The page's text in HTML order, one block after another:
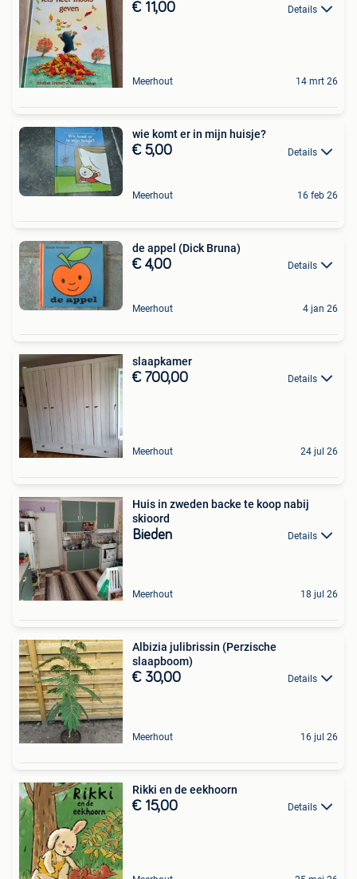
€ 11,00 Details
Meerhout 14 mrt 26
wie komt er in mijn huisje?
€ 5,00 Details
Meerhout 16 feb 26
de appel (Dick Bruna)
€ 4,00 Details
Meerhout 4 jan 26
slaapkamer
€ 700,00 Details
Meerhout 24 jul 26
Huis in zweden backe te koop nabij
skioord
Bieden Details
Meerhout 18 jul 26
Albizia julibrissin (Perzische
slaapboom)
€ 30,00 Details
Meerhout 16 jul 26
Rikki en de eekhoorn
€ 15,00 Details